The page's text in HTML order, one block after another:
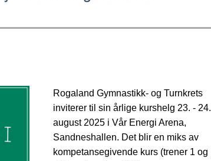
Rogaland Gymnastikk- og Turnkrets
inviterer til sin årlige kurshelg 23. - 24.
august 2025 i Vår Energi Arena,
Sandneshallen. Det blir en miks av
kompetansegivende kurs (trener 1 og